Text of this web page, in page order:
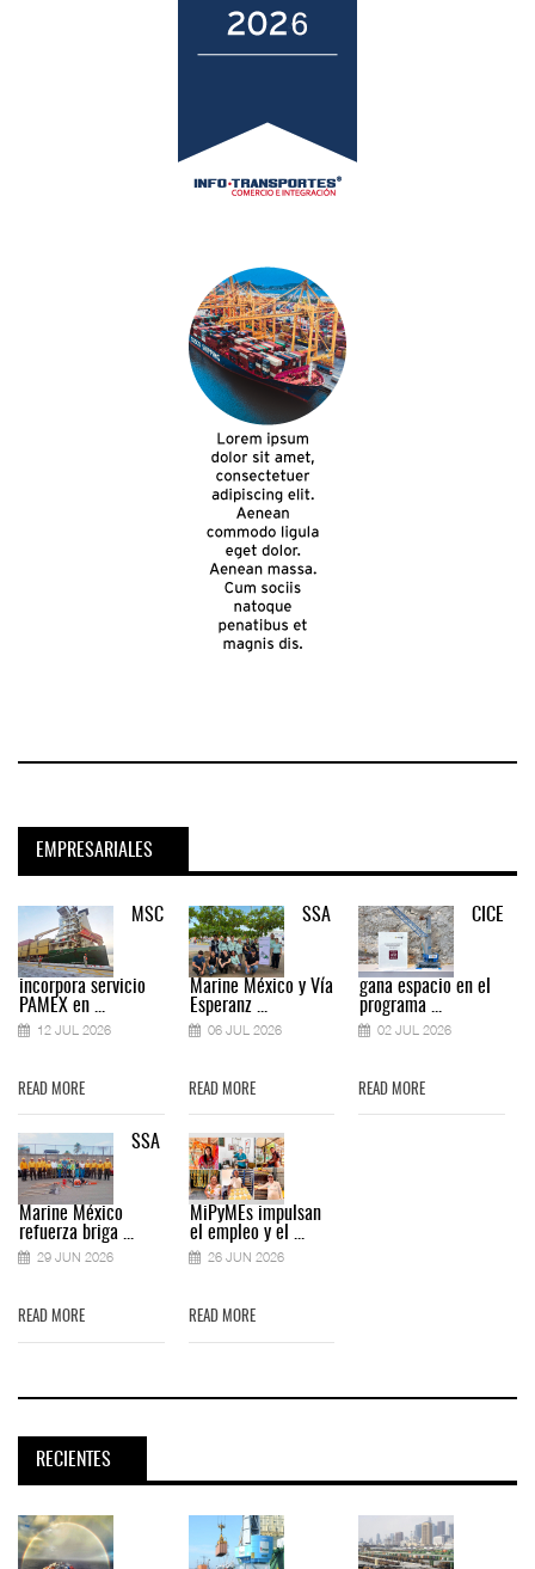
EMPRESARIALES
MSC
incorpora servicio
PAMEX en ...
12 JUL 2026
READ MORE
SSA
Marine México
refuerza briga ...
29 JUN 2026
READ MORE
SSA
Marine México y Vía
Esperanz ...
06 JUL 2026
READ MORE
MiPyMEs impulsan
el empleo y el ...
26 JUN 2026
READ MORE
CICE
gana espacio en el
programa ...
02 JUL 2026
READ MORE
RECIENTES